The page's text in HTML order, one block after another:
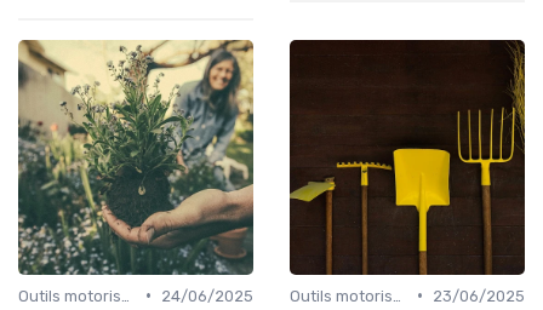
•
24/06/2025
•
23/06/2025